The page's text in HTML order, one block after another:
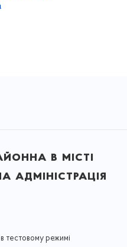
в місті
адміністрація
тестовому режимі